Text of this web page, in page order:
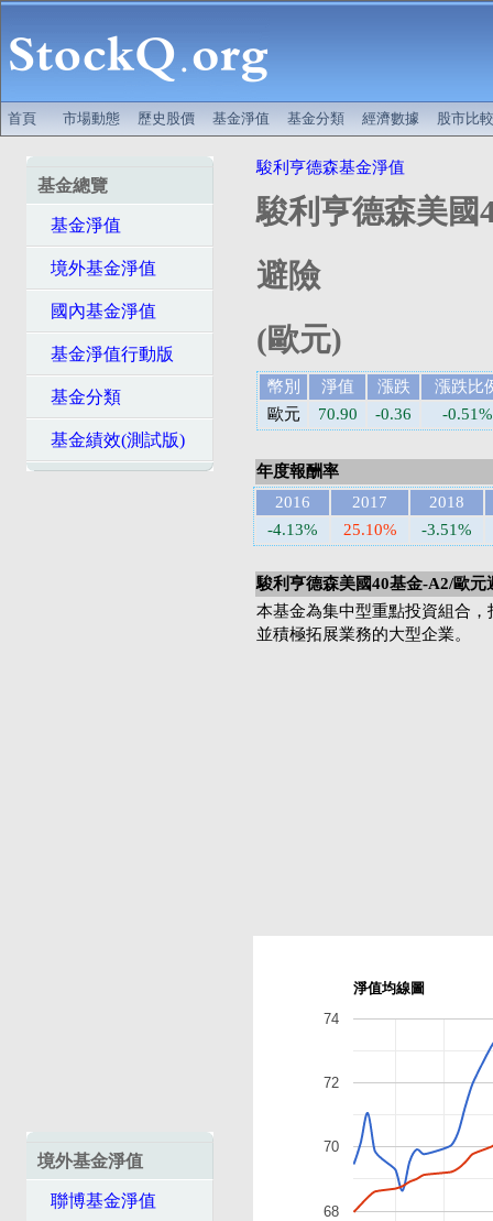
首頁 市場動態 歷史股價 基金淨值 基金分類 經濟數據 股市比較
基金總覽
基金淨值
境外基金淨值
國內基金淨值
基金淨值行動版
基金分類
基金績效(測試版)
境外基金淨值
聯博基金淨值
駿利亨德森基金淨值
駿利亨德森美國
避險
(歐元)
幣別 淨值 漲跌
漲跌比
歐元
70.90 -0.36 -0.51%
年度報酬率
2016
2017
2018
-4.13%
25.10% -3.51%
駿利亨德森美國40基金-A2/歐元
本基金為集中型重點投資組合
並積極拓展業務的大型企業。
淨值均線圖
68
70
72
74